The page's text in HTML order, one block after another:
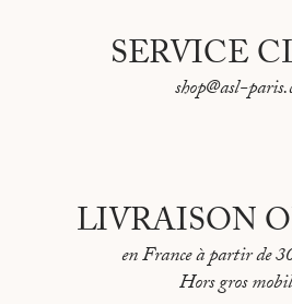
SERVICE
shop@asl-
LIVRAISON
en France à partir de
Hors gros